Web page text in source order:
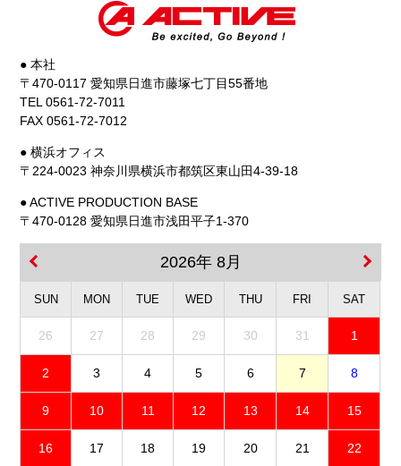
● 本社
〒470-0117 愛知県日進市藤塚七丁目55番地
TEL 0561-72-7011
FAX 0561-72-7012
● 横浜オフィス
〒224-0023 神奈川県横浜市都筑区東山田4-39-18
● ACTIVE PRODUCTION BASE
〒470-0128 愛知県日進市浅田平子1-370
2026年 8月
SUN MON TUE WED THU FRI SAT
26 27 28 29 30 31 1
2 3 4 5 6 7 8
9 10 11 12 13 14 15
16 17 18 19 20 21 22